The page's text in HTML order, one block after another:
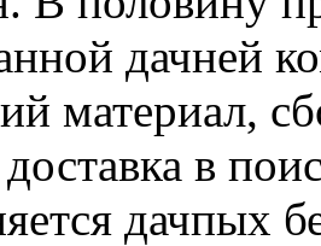
дачней
материал,
в
дачпых